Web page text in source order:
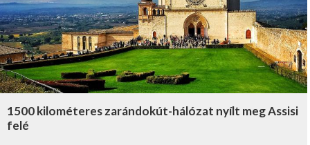
1500 kilométeres zarándokút-hálózat nyílt meg Assisi
felé